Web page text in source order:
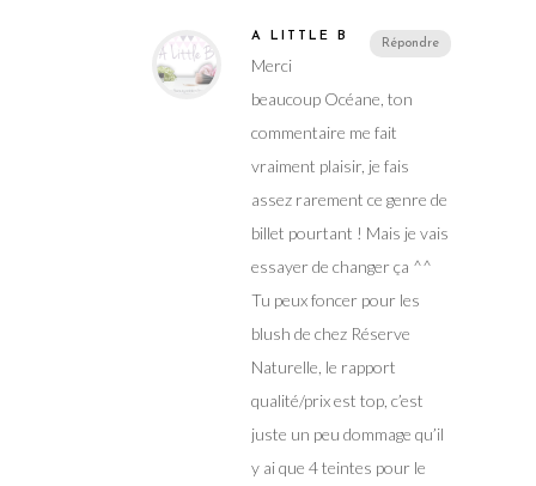
Répondre
A LITTLE B
Merci
beaucoup Océane, ton
commentaire me fait
vraiment plaisir, je fais
assez rarement ce genre de
billet pourtant ! Mais je vais
essayer de changer ça ^^
Tu peux foncer pour les
blush de chez Réserve
Naturelle, le rapport
qualité/prix est top, c’est
juste un peu dommage qu’il
y ai que 4 teintes pour le